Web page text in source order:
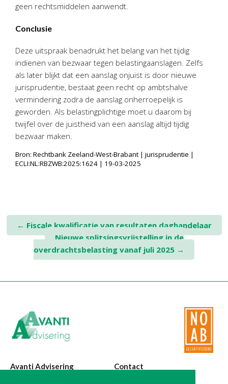
geen rechtsmiddelen aanwendt.
Conclusie
Deze uitspraak benadrukt het belang van het tijdig
indienen van bezwaar tegen belastingaanslagen. Zelfs
als later blijkt dat een aanslag onjuist is door nieuwe
jurisprudentie, bestaat geen recht op ambtshalve
vermindering zodra de aanslag onherroepelijk is
geworden. Als belastingplichtige moet u daarom bij
twijfel over de juistheid van een aanslag altijd tijdig
bezwaar maken.
Bron: Rechtbank Zeeland-West-Brabant | jurisprudentie |
ECLI:NL:RBZWB:2025:1624 | 19-03-2025
Post
navigation
← Fiscale kwalificatie van resultaten daghandelaar
Nieuwe splitsingsvrijstelling in de
overdrachtsbelasting vanaf juli 2025 →
Avanti Advisering Contact